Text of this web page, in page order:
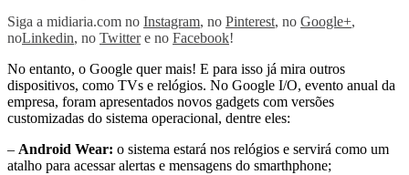
Siga a midiaria.com no Instagram, no Pinterest, no Google+,
noLinkedin, no Twittere no Facebook!
No entanto, o Google quer mais! E para isso já mira outros
dispositivos, como TVs e relógios. No Google I/O, evento anual da
empresa, foram apresentados novos gadgets com versões
customizadas do sistema operacional, dentre eles:
– Android Wear: o sistema estará nos relógios e servirá como um
atalho para acessar alertas e mensagens do smarthphone;